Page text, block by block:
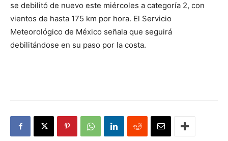
se debilitó de nuevo este miércoles a categoría 2, con
vientos de hasta 175 km por hora. El Servicio
Meteorológico de México señala que seguirá
debilitándose en su paso por la costa.